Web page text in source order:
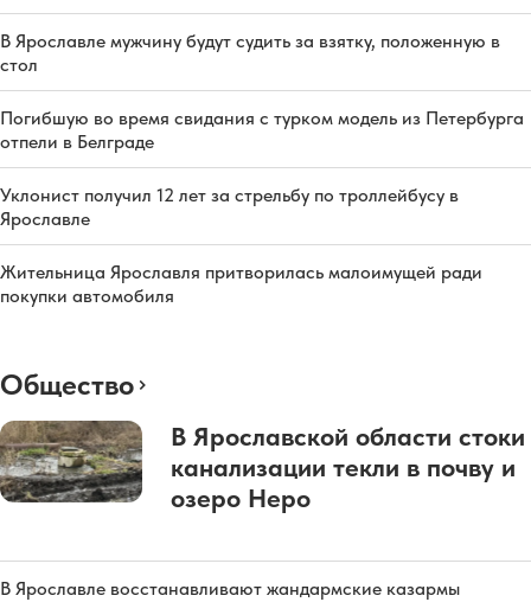
В Ярославле мужчину будут судить за взятку, положенную в
стол
Погибшую во время свидания с турком модель из Петербурга
отпели в Белграде
Уклонист получил 12 лет за стрельбу по троллейбусу в
Ярославле
Жительница Ярославля притворилась малоимущей ради
покупки автомобиля
Общество
В Ярославской области стоки
канализации текли в почву и
озеро Неро
В Ярославле восстанавливают жандармские казармы